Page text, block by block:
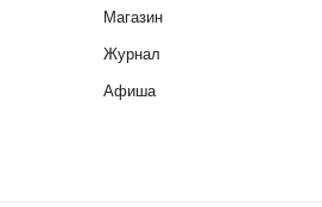
Магазин
Журнал
Афиша